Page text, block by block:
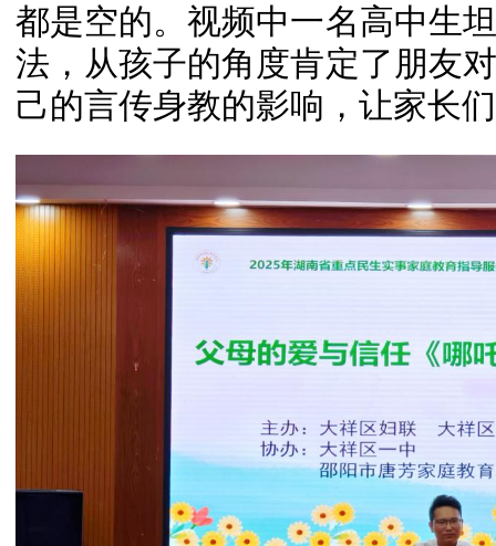
都是空的。视频中一名高中生
法，从孩子的角度肯定了朋友
己的言传身教的影响，让家长